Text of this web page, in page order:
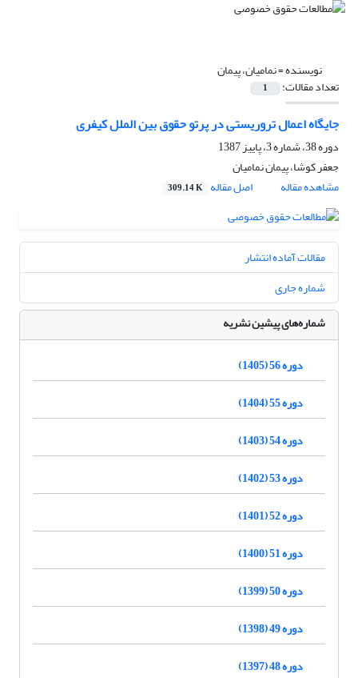
نویسنده =نمامیان، پیمان
تعداد مقالات: 1
جایگاه اعمال تروریستی در پرتو حقوق بین الملل کیفری
دوره 38، شماره 3، پاییز 1387
جعفر کوشا، پیمان نمامیان
مشاهده مقاله
اصل مقاله 309.14 K
مقالات آماده انتشار
شماره جاری
شماره‌های پیشین نشریه
دوره 56 (1405)
دوره 55 (1404)
دوره 54 (1403)
دوره 53 (1402)
دوره 52 (1401)
دوره 51 (1400)
دوره 50 (1399)
دوره 49 (1398)
دوره 48 (1397)